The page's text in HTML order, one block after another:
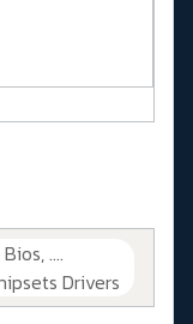
....
Drivers